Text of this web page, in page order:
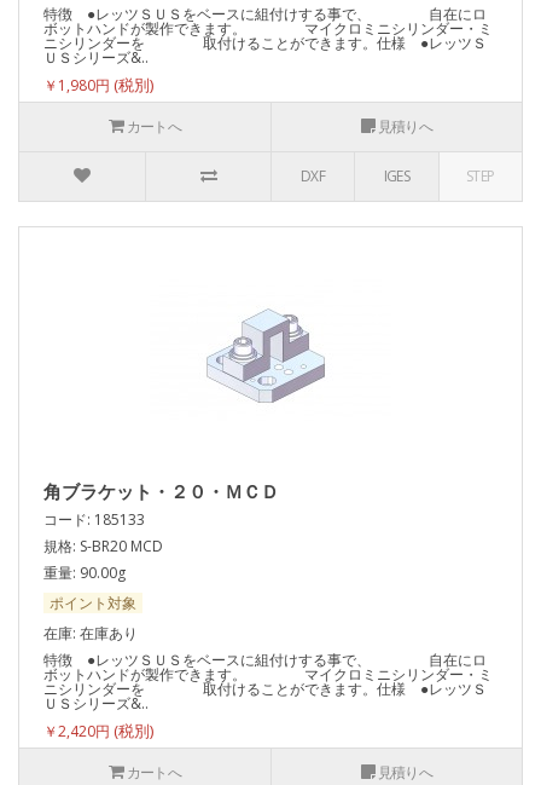
特徴 ●レッツＳＵＳをベースに組付けする事で、 自在にロ
ボットハンドが製作できます。 マイクロミニシリンダー・ミ
ニシリンダーを 取付けることができます。仕様 ●レッツＳ
ＵＳシリーズ&..
￥1,980円
カートへ
見積りへ
DXF IGES STEP
角ブラケット・２０・ＭＣＤ
コード: 185133
規格: S-BR20 MCD
重量: 90.00g
ポイント対象
在庫: 在庫あり
特徴 ●レッツＳＵＳをベースに組付けする事で、 自在にロ
ボットハンドが製作できます。 マイクロミニシリンダー・ミ
ニシリンダーを 取付けることができます。仕様 ●レッツＳ
ＵＳシリーズ&..
￥2,420円
カートへ
見積りへ